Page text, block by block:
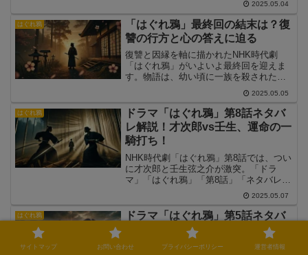
て、彼女の立ち位置は極めて重要です。
この記事では、由美というキャラクター
の背景や財前直見の演技の深み、物語に
与える影響について詳しく解説します。
2025.05.04
はぐれ鴉
「はぐれ鴉」最終回の結末は？復
讐の行方と心の答えに迫る
復讐と因縁を軸に描かれたNHK時代劇
「はぐれ鴉」がいよいよ最終回を迎えま
す。物語は、幼い頃に一族を殺された山
川才次郎が、真実と向き合いながら叔
父・玉田巧佐衛門への復讐を誓うとい
う、壮絶な運命を辿る展開です。この記
事では、最終回に向けて予想される結末
や、物語の“完結の形”に含まれるメッセー
ジを考察していきます。
2025.05.05
はぐれ鴉
ドラマ「はぐれ鴉」第8話ネタバ
レ解説！才次郎vs壬生、運命の一
騎打ち！
NHK時代劇「はぐれ鴉」第8話では、つい
に才次郎と壬生弦之介が激突。「ドラ
マ」「はぐれ鴉」「第8話」「ネタバレ」
のキーワードで検索された方に向けて、
この記事では決戦の背景、剣と剣が交わ
る理由、そして竹田藩を巻き込む激変の
瞬間を詳しく解説します。“守る剣”と“壊
す剣”、交わる時、真の正義が試される
――。
2025.05.07
はぐれ鴉
ドラマ「はぐれ鴉」第5話ネタバ
レ解説！すべての因縁が交錯する
最終決戦の行方
サイトマップ お問い合わせ プライバシーポリシー 運営者情報